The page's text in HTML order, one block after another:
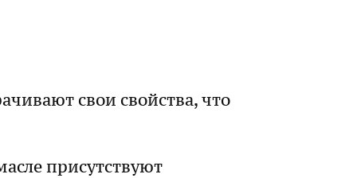
свои свойства, что
присутствуют